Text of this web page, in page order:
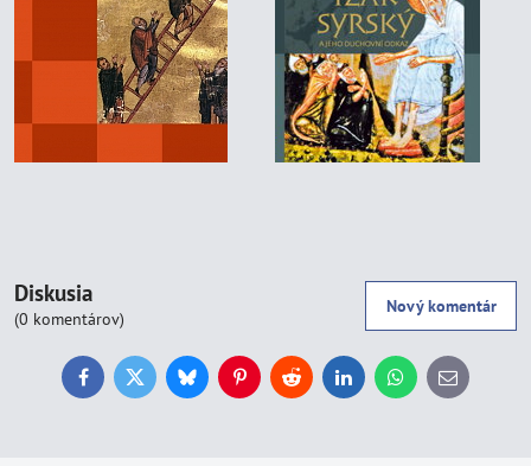
Diskusia
(0 komentárov)
Nový komentár
FacebookTwitterBlueskyPinterestReddit LinkedInWhatsApp
E-
mail